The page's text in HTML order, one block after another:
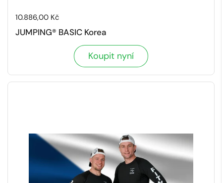
Cena:
10.886,00 Kč
JUMPING® BASIC Korea
Koupit nyní